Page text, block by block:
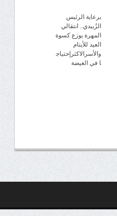
برعاية الرئيس
الزُبيدي.. انتقالي
المهرة يوزع كسوة
العيد للأيتام
والأسرالاكثرإحتياج
ا في الغيضة